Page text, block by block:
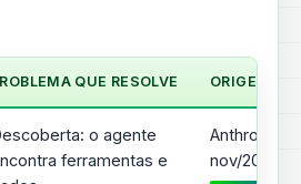
QUE RESOLVE ORIGEM /
o agente
ferramentas e
Anthropic,
nov/2024